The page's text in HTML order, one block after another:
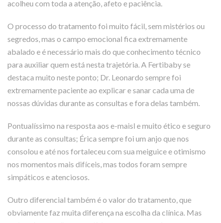
acolheu com toda a atenção, afeto e paciência.
O processo do tratamento foi muito fácil, sem mistérios ou
segredos, mas o campo emocional fica extremamente
abalado e é necessário mais do que conhecimento técnico
para auxiliar quem está nesta trajetória. A Fertibaby se
destaca muito neste ponto; Dr. Leonardo sempre foi
extremamente paciente ao explicar e sanar cada uma de
nossas dúvidas durante as consultas e fora delas também.
Pontualíssimo na resposta aos e-maisl e muito ético e seguro
durante as consultas; Érica sempre foi um anjo que nos
consolou e até nos fortaleceu com sua meiguice e otimismo
nos momentos mais difíceis, mas todos foram sempre
simpáticos e atenciosos.
Outro diferencial também é o valor do tratamento, que
obviamente faz muita diferença na escolha da clínica. Mas